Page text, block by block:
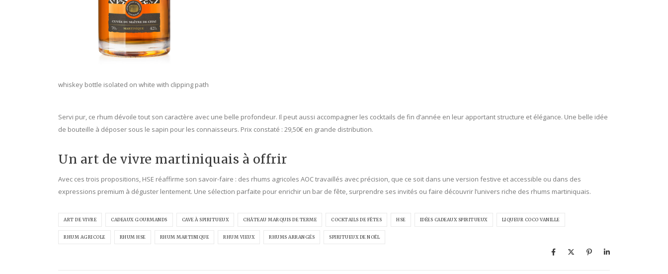
whiskey bottle isolated on white with clipping path
Servi pur, ce rhum dévoile tout son caractère avec une belle profondeur. Il peut aussi accompagner les cocktails de fin d’année en leur apportant structure et élégance. Une belle idée
de bouteille à déposer sous le sapin pour les connaisseurs. Prix constaté : 29,50€ en grande distribution.
Un art de vivre martiniquais à offrir
Avec ces trois propositions, HSE réaffirme son savoir-faire : des rhums agricoles AOC travaillés avec précision, que ce soit dans une version festive et accessible ou dans des
expressions premium à déguster lentement. Une sélection parfaite pour enrichir un bar de fête, surprendre ses invités ou faire découvrir l’univers riche des rhums martiniquais.
ART DE VIVRE CADEAUX GOURMANDS CAVE À SPIRITUEUX CHÂTEAU MARQUIS DE TERME COCKTAILS DE FÊTES HSE IDÉES CADEAUX SPIRITUEUX LIQUEUR COCO VANILLE
RHUM AGRICOLE RHUM HSE RHUM MARTINIQUE RHUM VIEUX RHUMS ARRANGÉS SPIRITUEUX DE NOËL